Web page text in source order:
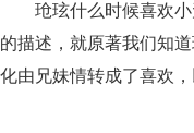
玱玹什么时候喜欢
的描述，就原著我们知
化由兄妹情转成了喜欢